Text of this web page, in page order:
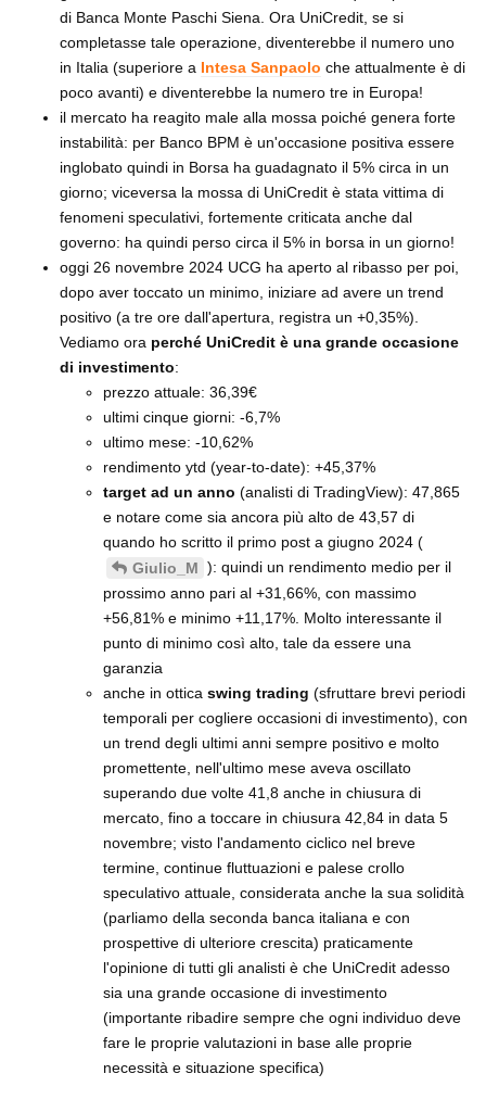
di Banca Monte Paschi Siena. Ora UniCredit, se si
completasse tale operazione, diventerebbe il numero uno
in Italia (superiore a Intesa Sanpaolo che attualmente è di
poco avanti) e diventerebbe la numero tre in Europa!
il mercato ha reagito male alla mossa poiché genera forte
instabilità: per Banco BPM è un'occasione positiva essere
inglobato quindi in Borsa ha guadagnato il 5% circa in un
giorno; viceversa la mossa di UniCredit è stata vittima di
fenomeni speculativi, fortemente criticata anche dal
governo: ha quindi perso circa il 5% in borsa in un giorno!
oggi 26 novembre 2024 UCG ha aperto al ribasso per poi,
dopo aver toccato un minimo, iniziare ad avere un trend
positivo (a tre ore dall'apertura, registra un +0,35%).
Vediamo ora perché UniCredit è una grande occasione
di investimento:
prezzo attuale: 36,39€
ultimi cinque giorni: -6,7%
ultimo mese: -10,62%
rendimento ytd (year-to-date): +45,37%
target ad un anno (analisti di TradingView): 47,865
e notare come sia ancora più alto de 43,57 di
quando ho scritto il primo post a giugno 2024 (
Giulio_M ): quindi un rendimento medio per il
prossimo anno pari al +31,66%, con massimo
+56,81% e minimo +11,17%. Molto interessante il
punto di minimo così alto, tale da essere una
garanzia
anche in ottica swing trading (sfruttare brevi periodi
temporali per cogliere occasioni di investimento), con
un trend degli ultimi anni sempre positivo e molto
promettente, nell'ultimo mese aveva oscillato
superando due volte 41,8 anche in chiusura di
mercato, fino a toccare in chiusura 42,84 in data 5
novembre; visto l'andamento ciclico nel breve
termine, continue fluttuazioni e palese crollo
speculativo attuale, considerata anche la sua solidità
(parliamo della seconda banca italiana e con
prospettive di ulteriore crescita) praticamente
l'opinione di tutti gli analisti è che UniCredit adesso
sia una grande occasione di investimento
(importante ribadire sempre che ogni individuo deve
fare le proprie valutazioni in base alle proprie
necessità e situazione specifica)